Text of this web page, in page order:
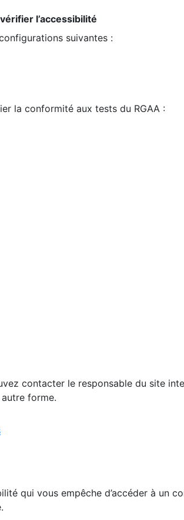
l’accessibilité
suivantes :
la conformité aux tests du RGAA :
contacter le responsable du site
forme.
qui vous empêche d’accéder à un